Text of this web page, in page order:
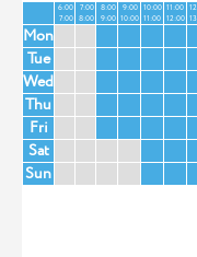
6:00
7:00
7:00
8:00
8:00
9:00
9:00
10:00
10:00
11:00
11:00
12:00
Mon
Tue
Wed
Thu
Fri
Sat
Sun